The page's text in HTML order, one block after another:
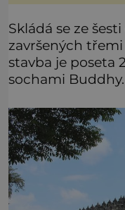
Skládá se ze
završených
stavba je poseta
sochami Buddhy.